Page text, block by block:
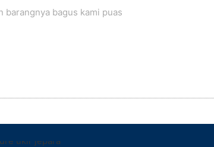
barangnya bagus kami puas